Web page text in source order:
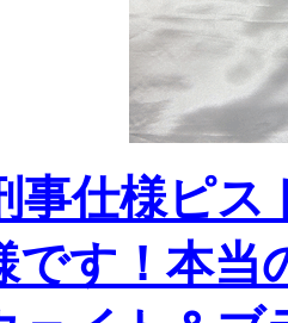
事仕様ピ
です！本当